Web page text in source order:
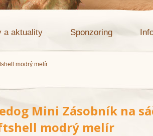
a aktuality Sponzoring
modrý melír
Mini Zásobník na
modrý melír